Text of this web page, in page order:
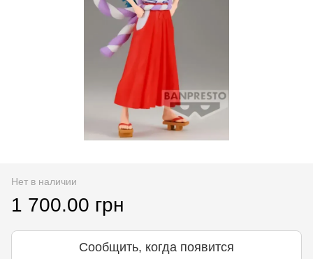
Нет в наличии
1 700.00 грн
Сообщить, когда появится